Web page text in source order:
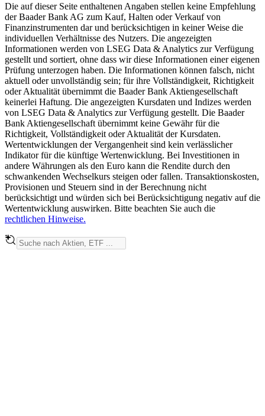
Die auf dieser Seite enthaltenen Angaben stellen keine Empfehlung
der Baader Bank AG zum Kauf, Halten oder Verkauf von
Finanzinstrumenten dar und berücksichtigen in keiner Weise die
individuellen Verhältnisse des Nutzers. Die angezeigten
Informationen werden von LSEG Data & Analytics zur Verfügung
gestellt und sortiert, ohne dass wir diese Informationen einer eigenen
Prüfung unterzogen haben. Die Informationen können falsch, nicht
aktuell oder unvollständig sein; für ihre Vollständigkeit, Richtigkeit
oder Aktualität übernimmt die Baader Bank Aktiengesellschaft
keinerlei Haftung. Die angezeigten Kursdaten und Indizes werden
von LSEG Data & Analytics zur Verfügung gestellt. Die Baader
Bank Aktiengesellschaft übernimmt keine Gewähr für die
Richtigkeit, Vollständigkeit oder Aktualität der Kursdaten.
Wertentwicklungen der Vergangenheit sind kein verlässlicher
Indikator für die künftige Wertenwicklung. Bei Investitionen in
andere Währungen als den Euro kann die Rendite durch den
schwankenden Wechselkurs steigen oder fallen. Transaktionskosten,
Provisionen und Steuern sind in der Berechnung nicht
berücksichtigt und würden sich bei Berücksichtigung negativ auf die
Wertentwicklung auswirken. Bitte beachten Sie auch die
rechtlichen Hinweise.